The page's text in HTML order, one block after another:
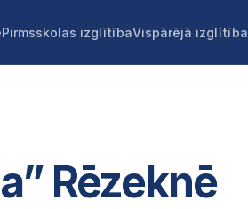
Pirmsskolas izglītībaVispārējā izglītība
Rēzeknē